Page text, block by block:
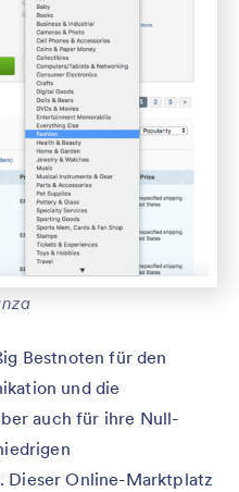
Bestnoten für den
und die
auch für ihre Null-
Dieser Online-Marktplatz